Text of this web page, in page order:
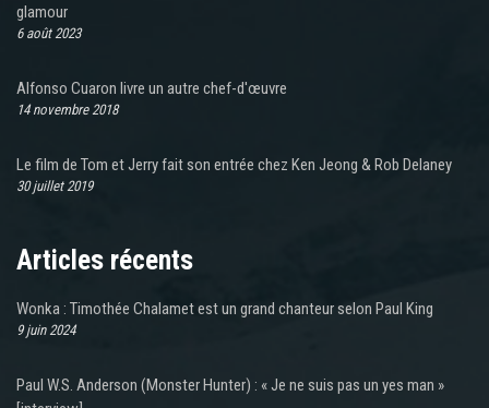
glamour
6 août 2023
Alfonso Cuaron livre un autre chef-d'œuvre
14 novembre 2018
Le film de Tom et Jerry fait son entrée chez Ken Jeong & Rob Delaney
30 juillet 2019
Articles récents
Wonka : Timothée Chalamet est un grand chanteur selon Paul King
9 juin 2024
Paul W.S. Anderson (Monster Hunter) : « Je ne suis pas un yes man »